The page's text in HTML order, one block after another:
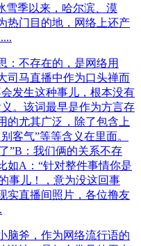
雪季以来，哈尔滨、漠
热门目的地，网络上还产
：不存在的，是网络用
司马直播中作为口头禅而
发生这种事儿，根本没有
。该词最早是作为方言存
的尤其广泛，除了包含上
客气”等等含义在里面。
”B：我们俩的关系不存
如A：“针对整件事情你是
事儿！，意为没这回事
实直播间照片，各位撸友
脑斧，作为网络流行语的